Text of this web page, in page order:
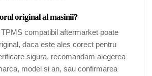
original al masinii?
compatibil aftermarket poate
daca este ales corect pentru
sigura, recomandam alegerea
model si an, sau confirmarea